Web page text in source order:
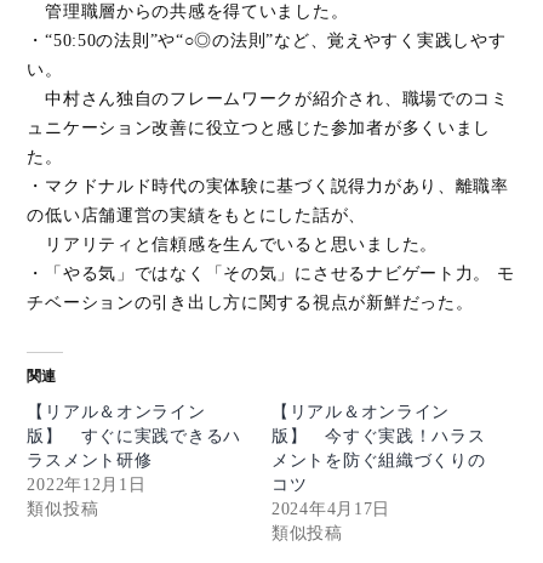
管理職層からの共感を得ていました。
・“50:50の法則”や“○◎の法則”など、覚えやすく実践しやす
い。
中村さん独自のフレームワークが紹介され、職場でのコミ
ュニケーション改善に役立つと感じた参加者が多くいまし
た。
・マクドナルド時代の実体験に基づく説得力があり、離職率
の低い店舗運営の実績をもとにした話が、
リアリティと信頼感を生んでいると思いました。
・「やる気」ではなく「その気」にさせるナビゲート力。 モ
チベーションの引き出し方に関する視点が新鮮だった。
関連
【リアル＆オンライン
版】 すぐに実践できるハ
ラスメント研修
2022年12月1日
類似投稿
【リアル＆オンライン
版】 今すぐ実践！ハラス
メントを防ぐ組織づくりの
コツ
2024年4月17日
類似投稿